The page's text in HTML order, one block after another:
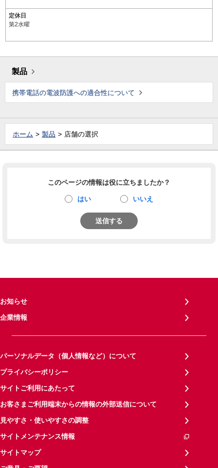
定休日
第2水曜
製品
携帯電話の電波防護への適合性について
ホーム 製品 店舗の選択
このページの情報は役に立ちましたか？
はい いいえ
送信する
お知らせ
企業情報
パーソナルデータ（個人情報など）について
プライバシーポリシー
サイトご利用にあたって
お客さまご利用端末からの情報の外部送信について
見やすさ・使いやすさの調整
サイトメンテナンス情報
サイトマップ